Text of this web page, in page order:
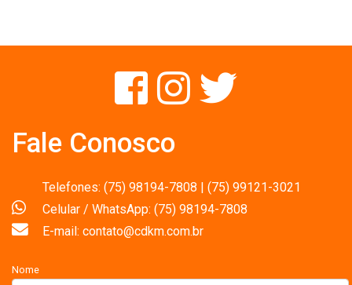
Fale Conosco
Telefones: (75) 98194-7808 | (75) 99121-3021
Celular / WhatsApp: (75) 98194-7808
E-mail: contato@cdkm.com.br
Nome